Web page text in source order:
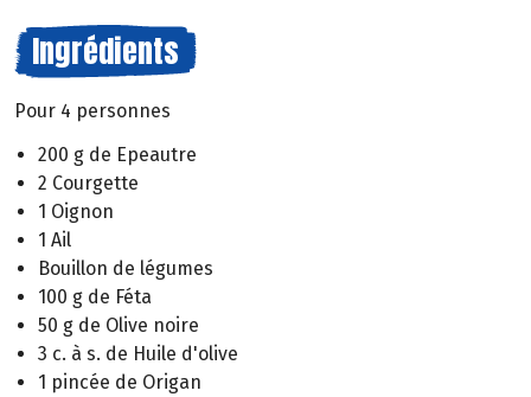
Ingrédients
Pour 4 personnes
200 g de Epeautre
2 Courgette
1 Oignon
1 Ail
Bouillon de légumes
100 g de Féta
50 g de Olive noire
3 c. à s. de Huile d'olive
1 pincée de Origan